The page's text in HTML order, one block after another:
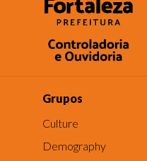
Grupos
Culture
Demography